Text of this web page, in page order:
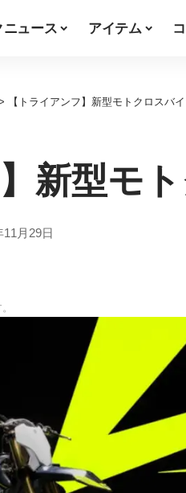
ニュース アイテム
【トライアンフ】新型モトクロスバ
新型モ
11月29日